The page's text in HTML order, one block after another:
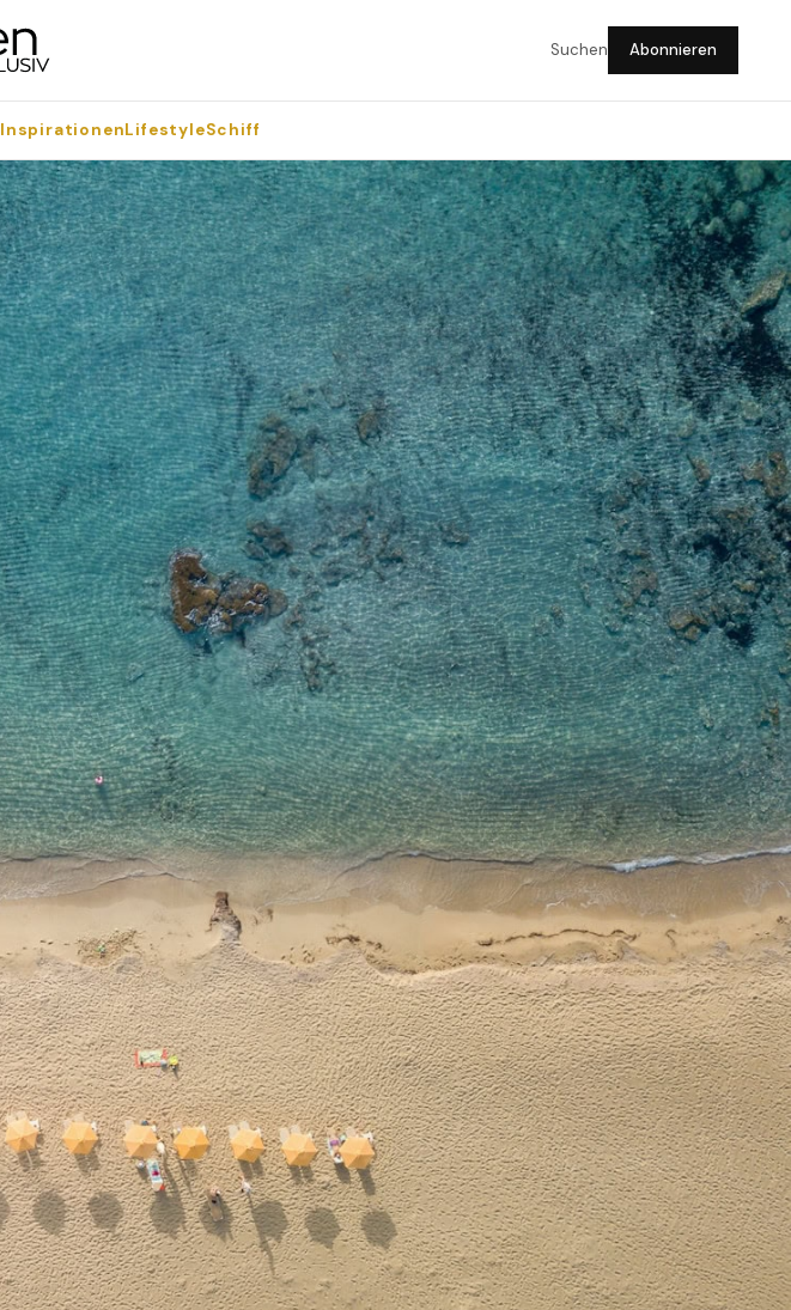
Suchen Abonnieren
InspirationenLifestyleSchiff